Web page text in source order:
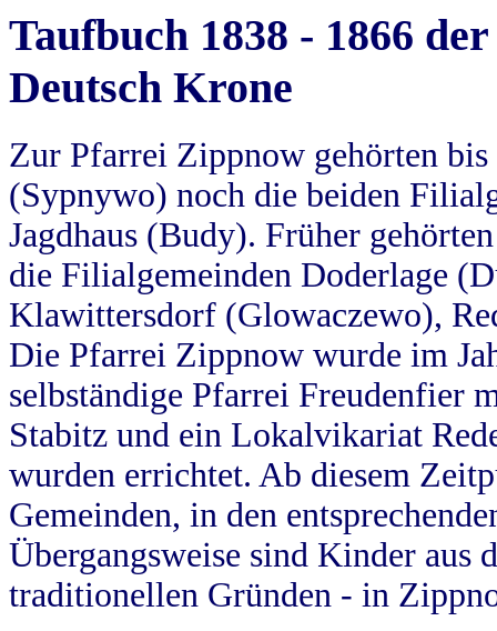
Taufbuch 1838 - 1866
Deutsch Krone
Zur Pfarrei Zippnow gehörten
(Sypnywo) noch die beiden
Jagdhaus (Budy). Früher
die Filialgemeinden Doderlage
Klawittersdorf (Glowaczewo),
Die Pfarrei Zippnow wurde im
selbständige Pfarrei Freudenfier
Stabitz und ein Lokalvikariat
wurden errichtet. Ab diesem
Gemeinden, in den
Übergangsweise sind Kinder aus
traditionellen Gründen - in